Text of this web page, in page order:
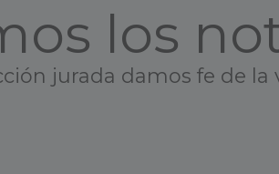
los
jurada damos fe de